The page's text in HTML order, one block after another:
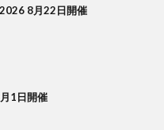
8月22日開催
1日開催